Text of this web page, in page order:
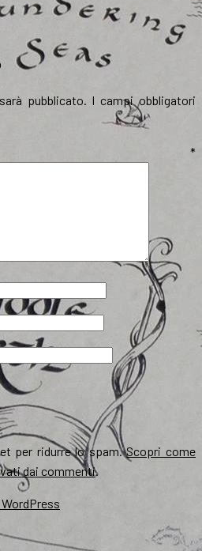
pubblicato. I campi obbligatori
*
per ridurre lo spam.Scopri come
dai commenti.